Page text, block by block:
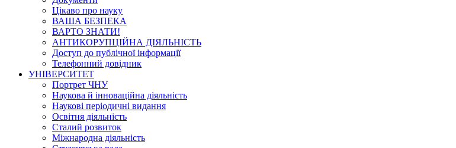
Цікаво про науку
ВАША БЕЗПЕКА
ВАРТО ЗНАТИ!
АНТИКОРУПЦІЙНА ДІЯЛЬНІСТЬ
Доступ до публічної інформації
Телефонний довідник
УНІВЕРСИТЕТ
Портрет ЧНУ
Наукова й інноваційна діяльність
Наукові періодичні видання
Освітня діяльність
Сталий розвиток
Міжнародна діяльність